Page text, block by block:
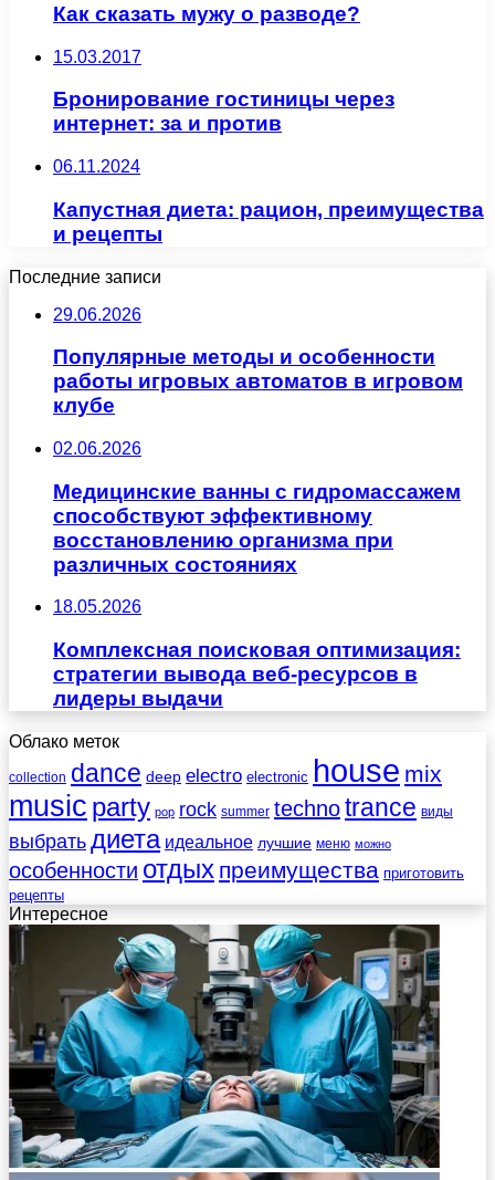
Как сказать мужу о разводе?
15.03.2017
Бронирование гостиницы через
интернет: за и против
06.11.2024
Капустная диета: рацион, преимущества
и рецепты
Последние записи
29.06.2026
Популярные методы и особенности
работы игровых автоматов в игровом
клубе
02.06.2026
Медицинские ванны с гидромассажем
способствуют эффективному
восстановлению организма при
различных состояниях
18.05.2026
Комплексная поисковая оптимизация:
стратегии вывода веб-ресурсов в
лидеры выдачи
Облако меток
collection dance deep electro electronic house mix
music party pop rock summer technotrance виды
выбратьдиета идеальное лучшие меню можно
особенности отдых преимущества приготовить
рецепты
Интересное